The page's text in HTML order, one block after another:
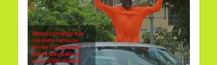
Dennis Kimetto fue
recibido como un
héroe nacional en
Kenia tras batir el
récord del mundo